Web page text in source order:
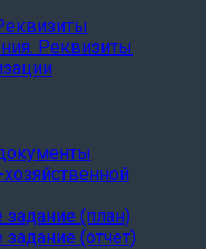
Реквизиты
задание (план)
(отчет)